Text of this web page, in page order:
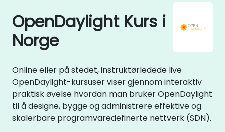
OpenDaylight Kurs i
Norge
Online eller på stedet, instruktørledede live
OpenDaylight-kursuser viser gjennom interaktiv
praktisk øvelse hvordan man bruker OpenDaylight
til å designe, bygge og administrere effektive og
skalerbare programvaredefinerte nettverk (SDN).